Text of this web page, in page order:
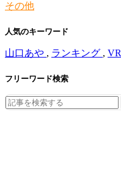
その他
人気のキーワード
山口あや , ランキング , VR
フリーワード検索
Search
for: